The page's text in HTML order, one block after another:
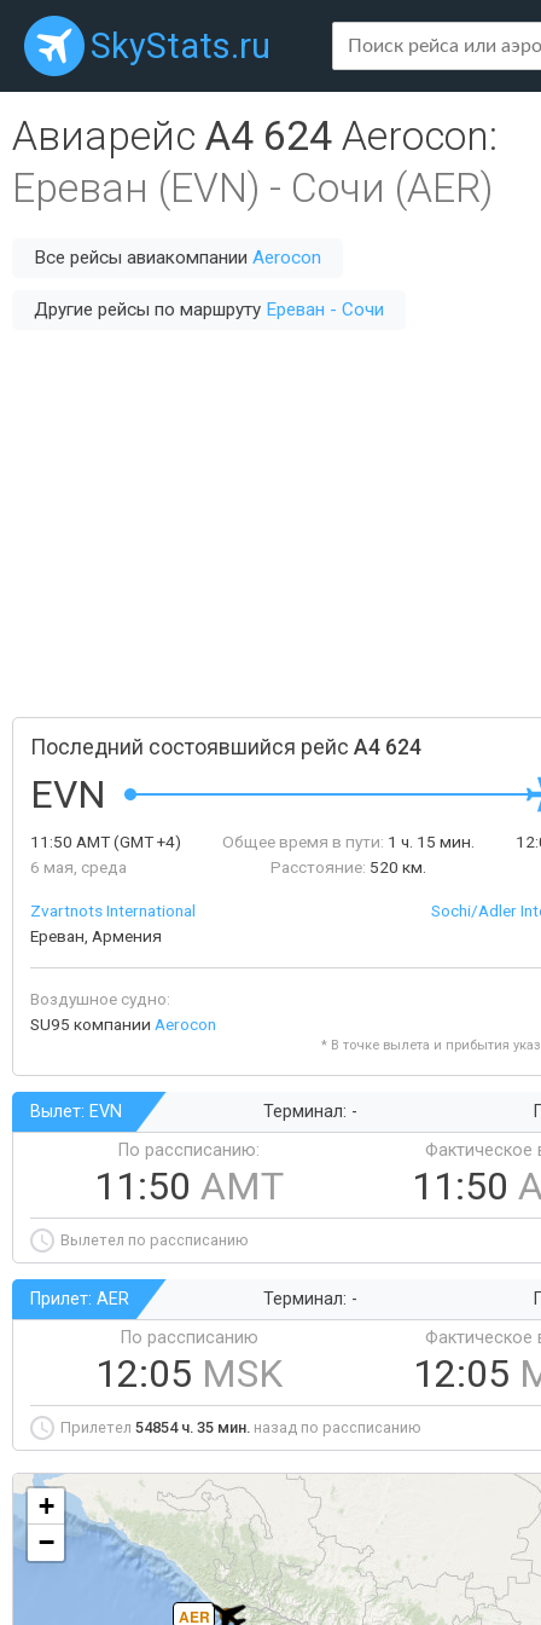
SkyStats.ru
Авиарейс A4 624 Aerocon:
Ереван (EVN) - Сочи (AER)
Все рейсы авиакомпании Aerocon
Другие рейсы по маршруту Ереван - Сочи
Последний состоявшийся рейс A4 624
EVN
11:50 AMT(GMT +4)
6 мая, среда
Общее время в пути: 1 ч. 15 мин.
Расстояние: 520 км.
Zvartnots International
Ереван, Армения
Sochi/Adler
Воздушное судно:
SU95 компании Aerocon
* В точке вылета и прибытия
Вылет: EVN Терминал: -
По рассписанию:
11:50 AMT
Фактическое
11:50
Вылетел по рассписанию
Прилет: AER Терминал: -
По рассписанию
12:05 MSK
Фактическое
12:05
Прилетел 54854 ч. 35 мин. назад по рассписанию
AER
+
−